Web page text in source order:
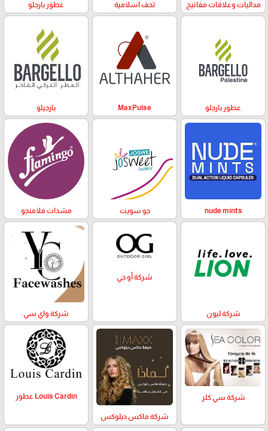
مداليات وعلاقات مفاتيح تحف اسلامية عطور بارجلو
عطور بارجلو MaxPulse بارجيلو
nude mints جو سويت مشدات فلامنجو
شركة ليون
شركة أو جي
شركة واي سي
شركة سي كلر
شركة ماكس ديلوكس
Louis Cardin عطور